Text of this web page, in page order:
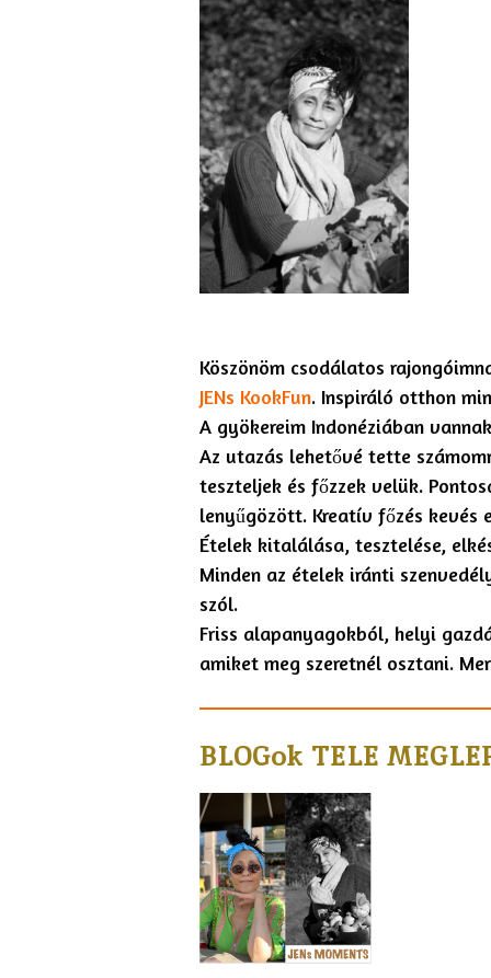
Köszönöm csodálatos
JENs KookFun. Inspiráló otthon
A gyökereim Indonéziában
Az utazás lehetővé tette
teszteljek és főzzek velük.
lenyűgözött. Kreatív főzés kevés
Ételek kitalálása, tesztelése,
Minden az ételek iránti
szól.
Friss alapanyagokból, helyi
amiket meg szeretnél osztani.
BLOGok TELE